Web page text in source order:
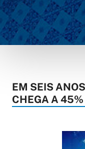
EM SEIS
CHEGA A